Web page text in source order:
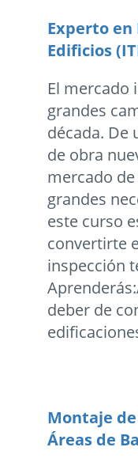
Experto en
Edificios
El
grandes
década. De
de obra
mercado
grandes
este curso
convertirte
inspección
deber de
Montaje
Áreas de